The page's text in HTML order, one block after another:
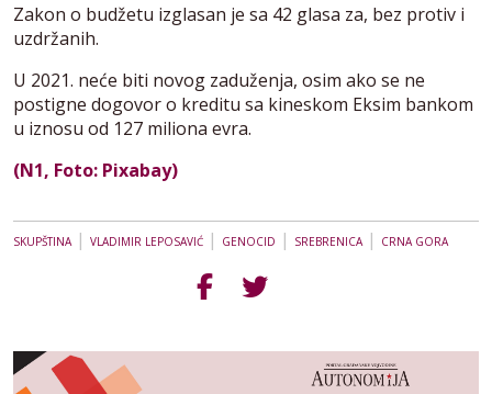
Zakon o budžetu izglasan je sa 42 glasa za, bez protiv i
uzdržanih.
U 2021. neće biti novog zaduženja, osim ako se ne
postigne dogovor o kreditu sa kineskom Eksim bankom
u iznosu od 127 miliona evra.
(N1, Foto: Pixabay)
SKUPŠTINA| VLADIMIR LEPOSAVIĆ | GENOCID | SREBRENICA| CRNA GORA